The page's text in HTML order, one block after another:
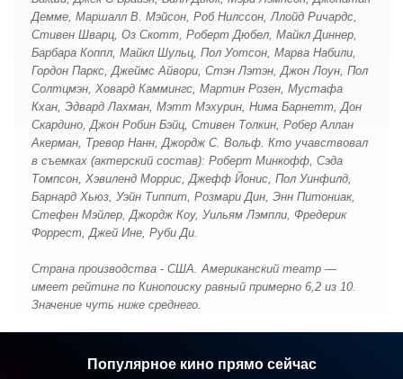
выглядеть при показе данного спектакля.
Музыка, конечно, ничем не отличается от киноверсии — всё
писал ведь один конкретный автор и если кто забыл, то
напомню имя — Стивен Сондхайм. Конечно, при просмотре
постановки становится ясно, что в процессе экранизации ряд
песен в фильм не вошли, но от этого фильм не потерял
ничего ценного.
Музыкальная составляющая поставновки, кстати говоря, всё
так же однообразна и невыразительна — временами кажется,
что это просто одна мелодия, растянутая на весь мюзикл в
разных вариациях и с разным текстом, а после просмотра
абсолютно ни одна песня не западает в память.
Ну, а далее стоит немного поговорить об актёрах. Начну с
(заменённый в фильме на закадровый голос). В отличие от
остальных персонажей, он одет в современный деловой
костюм и является не сказочным персонажем, а обычным
человеком из современности, хотя и вмешивающимся в
действие периодически.
Роль Пекаря в спектакле исполнял Чип Цин, для которого эта
роль, судя по всему, стала самой известной в его карьере. В
Демме, Маршалл В. Мэйсон, Роб Нилссон, Ллойд Ричардс,
Стивен Шварц, Оз Скотт, Роберт Дюбел, Майкл Диннер,
Барбара Коппл, Майкл Шульц, Пол Уотсон, Марва Набили,
Гордон Паркс, Джеймс Айвори, Стэн Лэтэн, Джон Лоун, Пол
Солтцмэн, Ховард Каммингс, Мартин Розен, Мустафа
Кхан, Эдвард Лахман, Мэтт Мэхурин, Нима Барнетт, Дон
Скардино, Джон Робин Бэйц, Стивен Толкин, Робер Аллан
Акерман, Тревор Нанн, Джордж С. Вольф. Кто учавствовал
в съемках (актерский состав): Роберт Минкофф, Сэда
Томпсон, Хэвиленд Моррис, Джефф Йонис, Пол Уинфилд,
Барнард Хьюз, Уэйн Типпит, Розмари Дин, Энн Питониак,
Стефен Мэйлер, Джордж Коу, Уильям Лэмпли, Фредерик
Форрест, Джей Ине, Руби Ди.
Страна производства - США. Американский театр —
имеет рейтинг по Кинопоиску равный примерно 6,2 из 10.
Значение чуть ниже среднего.
Популярное кино прямо сейчас